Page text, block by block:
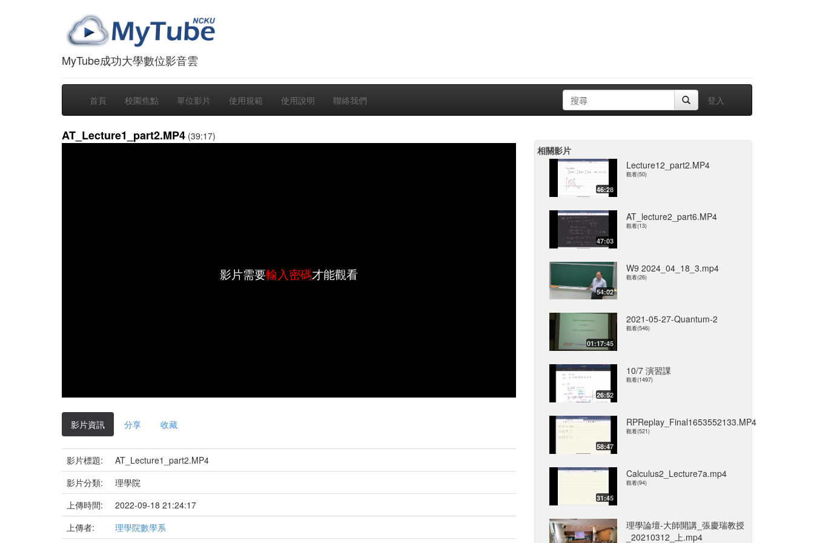
MyTube成功大學數位影音雲
首頁 校園焦點 單位影片 使用規範 使用說明 聯絡我們 登入
AT_Lecture1_part2.MP4 (39:17)
影片需要輸入密碼才能觀看
影片資訊 分享 收藏
影片標題:
AT_Lecture1_part2.MP4
影片分類:
理學院
上傳時間:
2022-09-18 21:24:17
上傳者:
理學院數學系
相關影片
46:28
Lecture12_part2.MP4
觀看(50)
47:03
AT_lecture2_part6.MP4
觀看(13)
54:02
W9 2024_04_18_3.mp4
觀看(26)
01:17:45
2021-05-27-Quantum-2
觀看(546)
26:52
10/7 演習課
觀看(1497)
58:47
RPReplay_Final1653552133.MP4
觀看(521)
31:45
Calculus2_Lecture7a.mp4
觀看(94)
理學論壇-大師開講_張慶瑞教授
_20210312_上.mp4